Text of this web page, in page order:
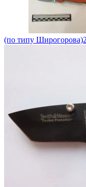
(по типу Широгорова)